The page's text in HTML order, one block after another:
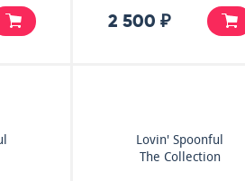
2 500 ₽
Lovin' Spoonful
The Collection